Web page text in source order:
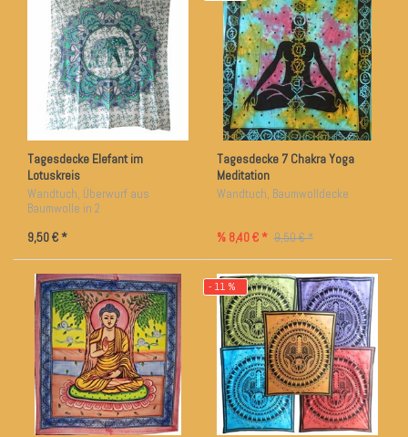
Tagesdecke Elefant im
Lotuskreis
Wandtuch, Überwurf aus
Baumwolle in 2
9,50 € *
Tagesdecke 7 Chakra Yoga
Meditation
Wandtuch, Baumwolldecke
% 8,40 € * 9,50 € *
- 11 %